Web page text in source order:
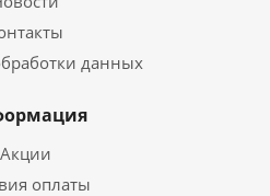
данных
Акции
оплаты